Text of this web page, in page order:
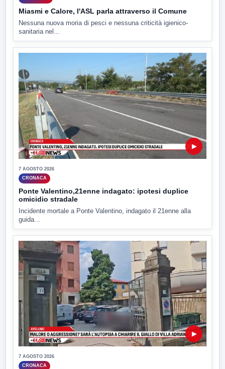
Miasmi e Calore, l'ASL parla attraverso il Comune
Nessuna nuova moria di pesci e nessuna criticità igienico-
sanitaria nel...
▶
7 AGOSTO 2026
CRONACA
Ponte Valentino,21enne indagato: ipotesi duplice
omicidio stradale
Incidente mortale a Ponte Valentino, indagato il 21enne alla
guida...
▶
7 AGOSTO 2026
CRONACA